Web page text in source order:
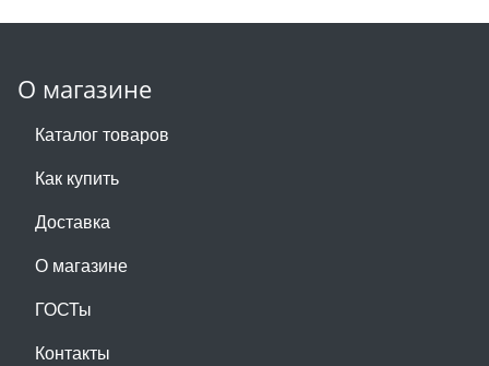
О магазине
Каталог товаров
Как купить
Доставка
О магазине
ГОСТы
Контакты